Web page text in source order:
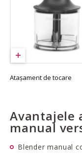
Atașament de tocare
Avantajele
manual
Blender manual